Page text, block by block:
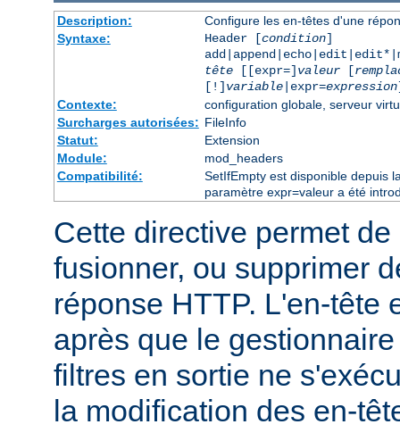
Description:
Configure les en-têtes d'une
Syntaxe:
Header [condition]
tête[[expr=] valeur[
[!] variable|expr=expression
Contexte:
configuration globale, serveur
Surcharges autorisées: FileInfo
Statut:
Extension
Module:
mod_headers
Compatibilité:
SetIfEmpty est disponible depuis
paramètre expr=valeur a été
Cette directive permet de
fusionner, ou supprimer
réponse HTTP. L'en-tête
après que le
filtres en sortie ne
la modification des en-